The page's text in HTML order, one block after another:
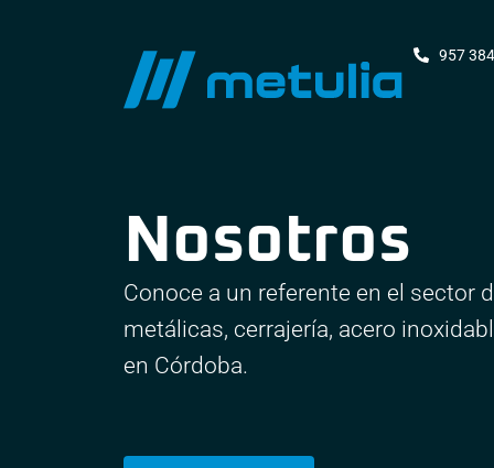
957
Nosotros
Conoce a un referente en el sector
metálicas, cerrajería, acero
en Córdoba.